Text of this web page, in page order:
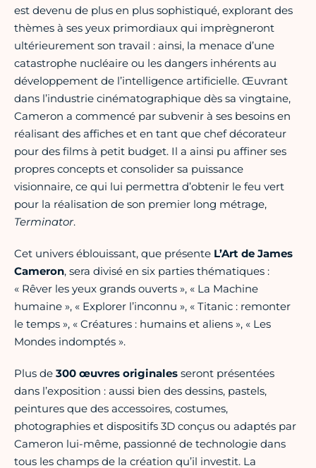
est devenu de plus en plus sophistiqué, explorant des
thèmes à ses yeux primordiaux qui imprègneront
ultérieurement son travail : ainsi, la menace d’une
catastrophe nucléaire ou les dangers inhérents au
développement de l’intelligence artificielle. Œuvrant
dans l’industrie cinématographique dès sa vingtaine,
Cameron a commencé par subvenir à ses besoins en
réalisant des affiches et en tant que chef décorateur
pour des films à petit budget. Il a ainsi pu affiner ses
propres concepts et consolider sa puissance
visionnaire, ce qui lui permettra d’obtenir le feu vert
pour la réalisation de son premier long métrage,
Terminator.
Cet univers éblouissant, que présente L’Art de James
Cameron, sera divisé en six parties thématiques :
« Rêver les yeux grands ouverts », « La Machine
humaine », « Explorer l’inconnu », « Titanic : remonter
le temps », « Créatures : humains et aliens », « Les
Mondes indomptés ».
Plus de 300 œuvres originales seront présentées
dans l’exposition : aussi bien des dessins, pastels,
peintures que des accessoires, costumes,
photographies et dispositifs 3D conçus ou adaptés par
Cameron lui-même, passionné de technologie dans
tous les champs de la création qu’il investit. La